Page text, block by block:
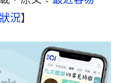
況】